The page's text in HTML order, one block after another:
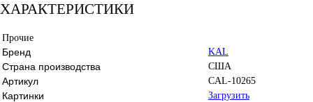
ХАРАКТЕРИСТИКИ
Прочие
Бренд KAL
Страна производства США
Артикул CAL-10265
Картинки Загрузить